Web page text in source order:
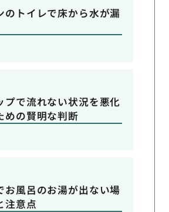
のトイレで床から水が漏
プで流れない状況を悪化
めの賢明な判断
お風呂のお湯が出ない場
注意点